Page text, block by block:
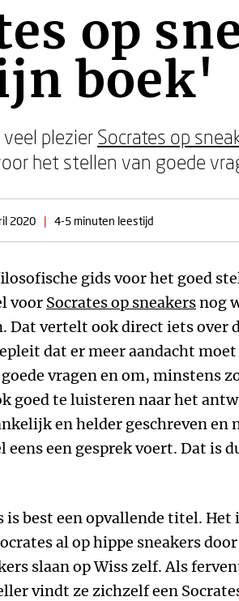
op
boek'
plezier Socrates op
het stellen van goede
2020 | 4-5 minuten leestijd
gids voor het goed
voor Socrates op sneakersnog
Dat vertelt ook direct iets over
dat er meer aandacht
vragen en om, minstens
goed te luisteren naar het
en helder geschreven en
eens een gesprek voert. Dat is
is best een opvallende titel. Het
al op hippe sneakers
slaan op Wiss zelf. Als
vindt ze zichzelf een